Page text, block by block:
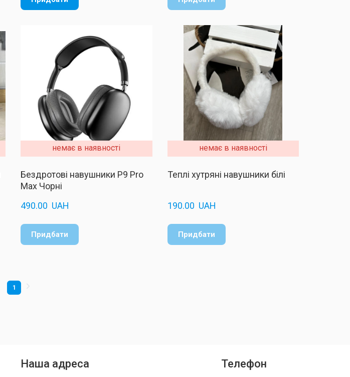
немає в наявності
Бездротові навушники P9 Pro
Max Чорні
490.00  UAH
Придбати
немає в наявності
Теплі хутряні навушники білі
190.00  UAH
Придбати
1
Наша адреса Телефон